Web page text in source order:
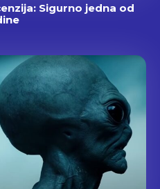
Sigurno jedna od